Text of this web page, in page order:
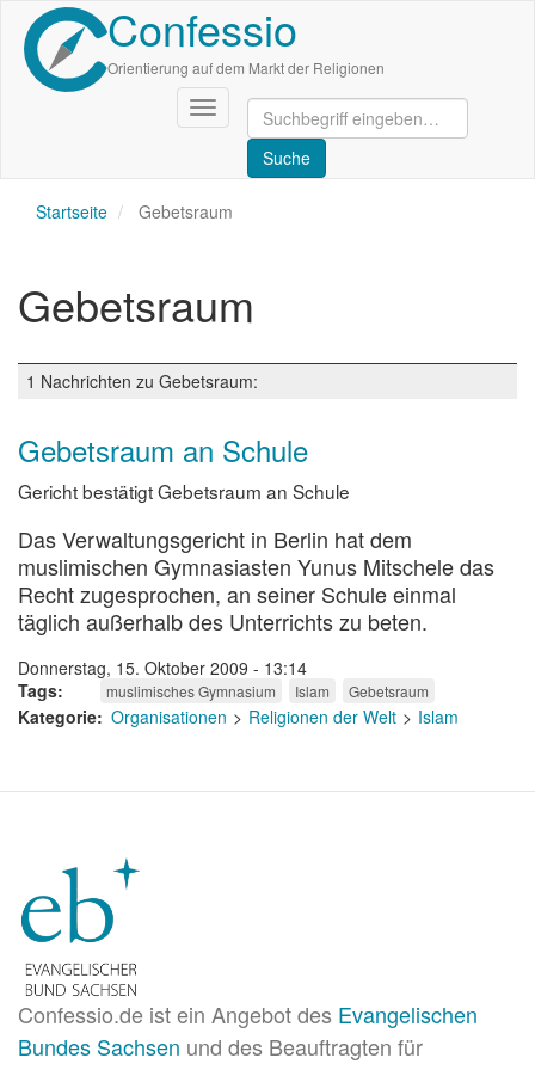
Direkt
zum
Inhalt
Confessio
Orientierung auf dem Markt der Religionen
Navigation
aktivieren/deaktivieren
Startseite Gebetsraum
Gebetsraum
1 Nachrichten zu Gebetsraum:
Gebetsraum an Schule
Gericht bestätigt Gebetsraum an Schule
Das Verwaltungsgericht in Berlin hat dem
muslimischen Gymnasiasten Yunus Mitschele das
Recht zugesprochen, an seiner Schule einmal
täglich außerhalb des Unterrichts zu beten.
Donnerstag, 15. Oktober 2009 - 13:14
Tags
muslimisches Gymnasium Islam Gebetsraum
Kategorie Organisationen Religionen der Welt Islam
Confessio.de ist ein Angebot des Evangelischen
Bundes Sachsen und des Beauftragten für